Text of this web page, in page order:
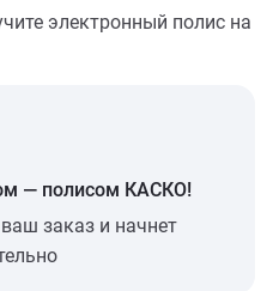
электронный полис на
— полисом КАСКО!
заказ и начнет